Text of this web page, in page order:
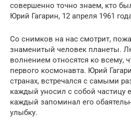
совершенно точно знаем, кто
Юрий Гагарин, 12 апреля 1961
Со снимков на нас смотрит,
знаменитый человек планеты.
волнением относятся ко всему,
первого космонавта. Юрий
странах, встречался с самыми
каждый уносил с собой частицу
каждый запоминал его
улыбку.